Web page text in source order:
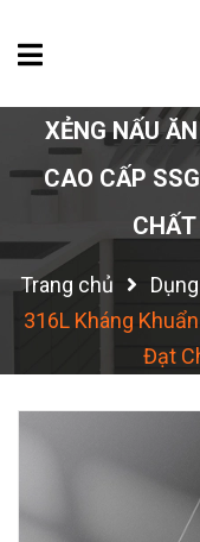
XẺNG NẤU
CAO CẤP
Trang chủ
316L Kháng
Đạt